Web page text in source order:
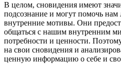
В целом, сновидения имеют
подсознание и могут помочь нам
внутренние мотивы. Они
общаться с нашим внутренним
потребности и ценности.
на свои сновидения и
ценную информацию о себе и